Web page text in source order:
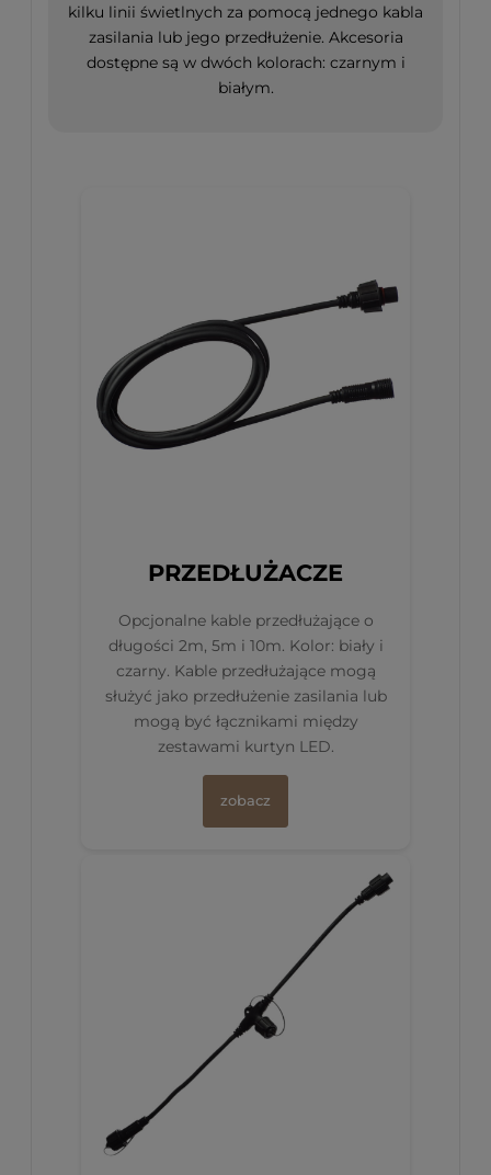
kilku linii świetlnych za pomocą jednego kabla
zasilania lub jego przedłużenie. Akcesoria
dostępne są w dwóch kolorach: czarnym i
białym.
PRZEDŁUŻACZE
Opcjonalne kable przedłużające o
długości 2m, 5m i 10m. Kolor: biały i
czarny. Kable przedłużające mogą
służyć jako przedłużenie zasilania lub
mogą być łącznikami między
zestawami kurtyn LED.
zobacz